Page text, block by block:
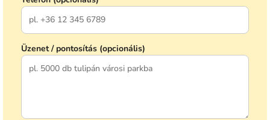
Üzenet / pontosítás (opcionális)